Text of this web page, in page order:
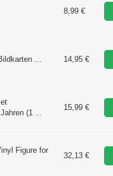
8,99 €
... 14,95 €
(1 ...
15,99 €
Figure for
32,13 €